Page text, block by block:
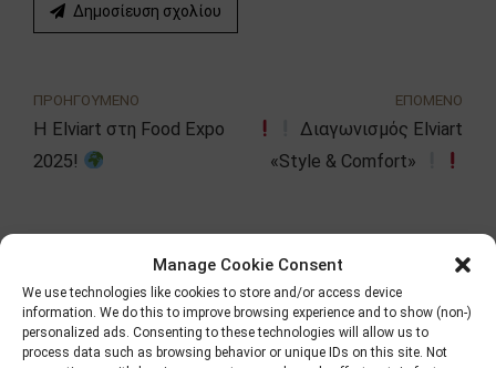
Manage Cookie Consent
We use technologies like cookies to store and/or access device
information. We do this to improve browsing experience and to show (non-)
personalized ads. Consenting to these technologies will allow us to
process data such as browsing behavior or unique IDs on this site. Not
Δημοσίευση σχολίου
ΠΡΟΗΓΟΥΜΕΝΟ
Η Elviart στη Food Expo
2025!
ΕΠΟΜΕΝΟ
Διαγωνισμός Elviart
«Style & Comfort»